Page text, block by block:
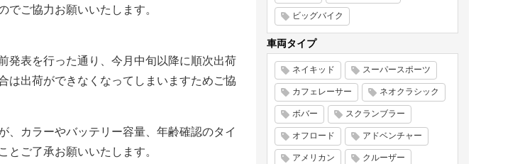
でご協力お願いいたします。
発表を行った通り、今月中旬以降に順次出荷
は出荷ができなくなってしまいますためご協
、カラーやバッテリー容量、年齢確認のタイ
とご了承お願いいたします。
ビッグバイク
車両タイプ
ネイキッド スーパースポーツ
カフェレーサー ネオクラシック
ボバー スクランブラー
オフロード アドベンチャー
アメリカン クルーザー